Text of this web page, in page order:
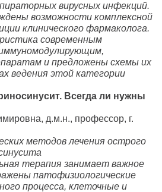
вирусных инфекций.
возможности комплексной
клинического фармаколога.
современным
и предложены схемы их
ведения этой категории
Всегда ли нужны
д.м.н., профессор, г.
методов лечения острого
терапия занимает важное
патофизиологические
процесса, клеточные и